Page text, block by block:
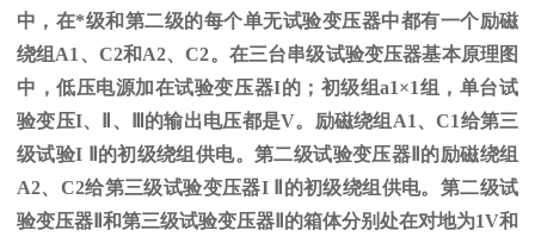
中，在*级和第二级的每个单无试验变压器中都有一个励磁
绕组 A1 、 C2和A2、C2。在三台串级试验变压器基本原理图
中，低压电源加在试验变压器I的；初级组a1×1组，单台试
验变压I、 、 的输出电压都是V。励磁绕组 A1、C1给第三
级试验I
Ⅱ的初级绕组供电。第二级试验变压器Ⅱ的励磁绕组
A2、C2给第三级试验变压器I Ⅱ的初级绕组供电。第二级试
验变压器Ⅱ和第三级试验变压器Ⅱ的箱体分别处在对地为1V和